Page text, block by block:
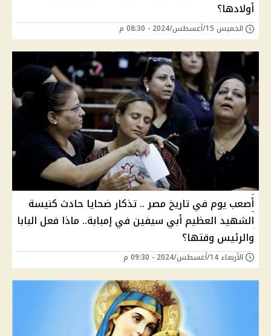
أولادها؟
الخميس 15/أغسطس/2024 - 08:30 م
أصعب يوم في تاريخ مصر .. تذكار ضحايا حادث كنيسة
الشهيد العظيم أبي سيفين في إمبابة.. ماذا فعل البابا
والرئيس وقتها؟
الأربعاء 14/أغسطس/2024 - 09:30 م